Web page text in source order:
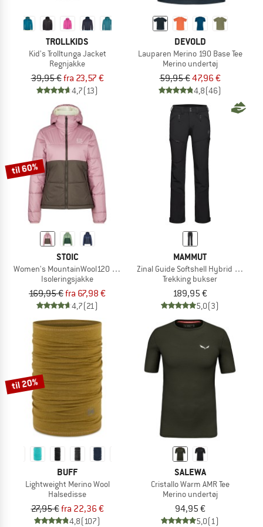
TROLLKIDS
Kid's Trolltunga Jacket
Regnjakke
39,95 €fra 23,57 €
4,7(13)
DEVOLD
Lauparen Merino 190 Base Tee
Merino undertøj
59,95 €47,96 €
4,8(46)
til 60%
STOIC
Women's MountainWool120 StorboSt II Hoody
Isoleringsjakke
169,95 €fra 67,98 €
4,7(21)
MAMMUT
Zinal Guide Softshell Hybrid Pants
Trekking bukser
189,95 €
5,0(3)
til 20%
BUFF
Lightweight Merino Wool
Halsedisse
27,95 €fra 22,36 €
4,8(107)
SALEWA
Cristallo Warm AMR Tee
Merino undertøj
94,95 €
5,0(1)